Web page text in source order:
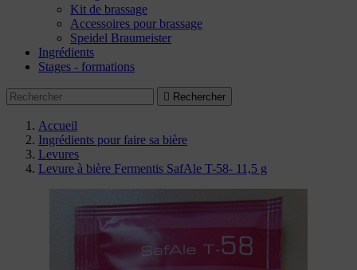
Kit de brassage
Accessoires pour brassage
Speidel Braumeister
Ingrédients
Stages - formations
 Rechercher
Accueil
Ingrédients pour faire sa bière
Levures
Levure à bière Fermentis SafAle T-58- 11,5 g